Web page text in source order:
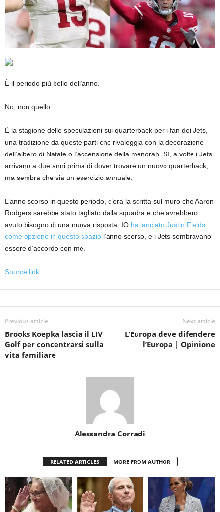
È il periodo più bello dell’anno.
No, non quello.
È la stagione delle speculazioni sui quarterback per i fan dei Jets,
una tradizione da queste parti che rivaleggia con la decorazione
dell’albero di Natale o l’accensione della menorah. Sì, a volte i Jets
arrivano a due anni prima di dover trovare un nuovo quarterback,
ma sembra che sia un esercizio annuale.
L’anno scorso in questo periodo, c’era la scritta sul muro che Aaron
Rodgers sarebbe stato tagliato dalla squadra e che avrebbero
avuto bisogno di una nuova risposta. IO ha lanciato Justin Fields
come opzione in questo spazio l’anno scorso, e i Jets sembravano
essere d’accordo con me.
Source link
Previous article
Brooks Koepka lascia il LIV
Golf per concentrarsi sulla
vita familiare
Next article
L’Europa deve difendere
l’Europa | Opinione
Alessandra Corradi
RELATED ARTICLES MORE FROM AUTHOR